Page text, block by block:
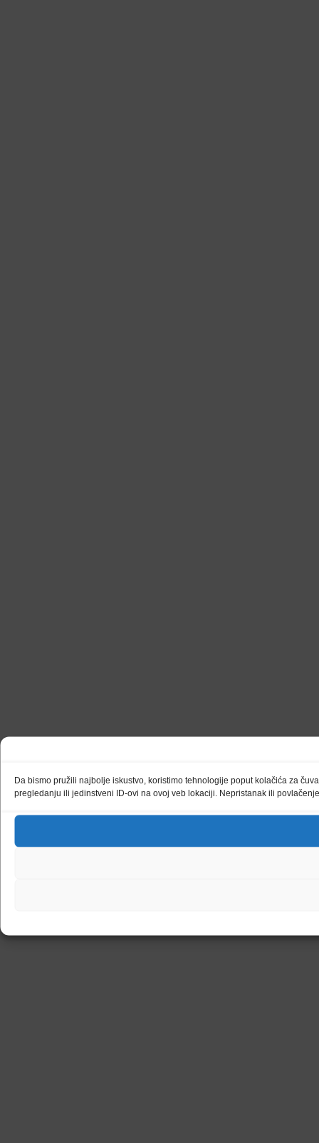
Da bismo pružili najbolje iskustvo, koristimo tehnologije poput kolačića za
pregledanju ili jedinstveni ID-ovi na ovoj veb lokaciji. Nepristanak ili